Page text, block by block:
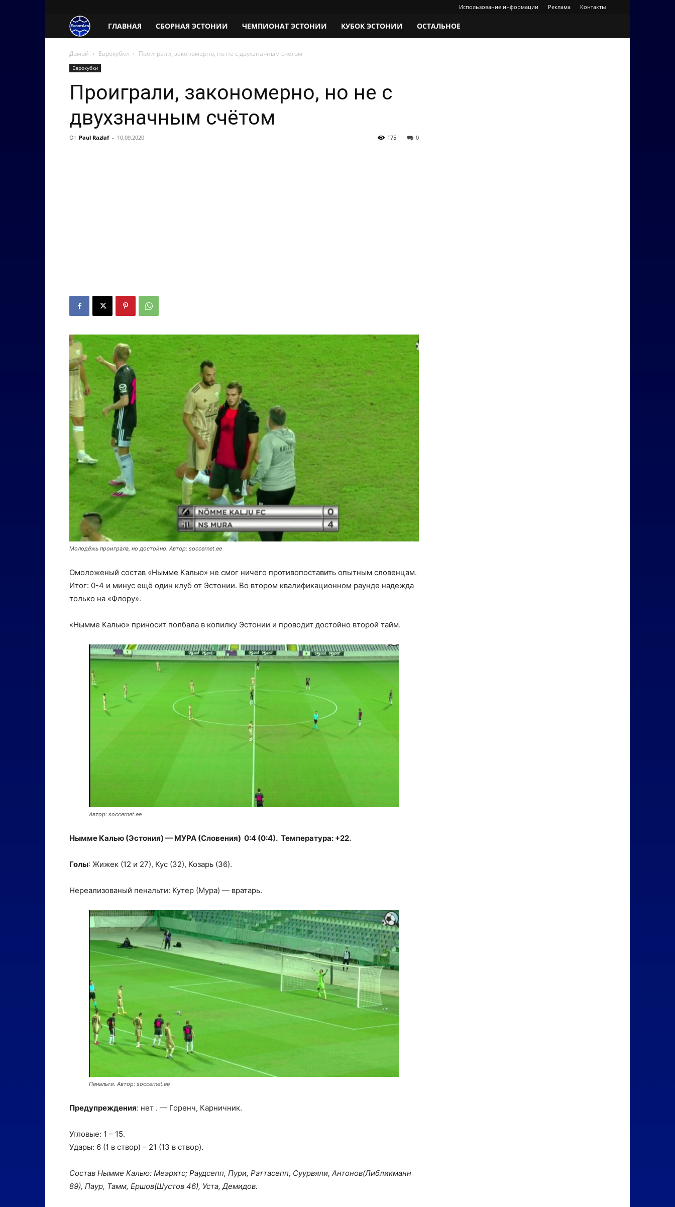
Использование информации Реклама Контакты
SportAeg.EE
ГЛАВНАЯ СБОРНАЯ ЭСТОНИИ ЧЕМПИОНАТ ЭСТОНИИ КУБОК ЭСТОНИИ ОСТАЛЬНОЕ
Домой Еврокубки Проиграли, закономерно, но не с двухзначным счётом
Еврокубки
Проиграли, закономерно, но не с
двухзначным счётом
От Paul Razlaf - 10.09.2020 0
175
Молодёжь проиграла, но достойно. Автор: soccernet.ee
Омоложеный состав «Нымме Калью» не смог ничего противопоставить опытным словенцам.
Итог: 0-4 и минус ещё один клуб от Эстонии. Во втором квалификационном раунде надежда
только на «Флору».
«Нымме Калью» приносит полбала в копилку Эстонии и проводит достойно второй тайм.
Автор: soccernet.ee
Нымме Калью (Эстония) — МУРА (Словения) 0:4 (0:4). Температура: +22.
Голы: Жижек (12 и 27), Кус (32), Козарь (36).
Нереализованый пенальти: Кутер (Мура) — вратарь.
Пенальти. Автор: soccernet.ee
Предупреждения: нет . — Горенч, Карничник.
Угловые: 1 – 15.
Удары: 6 (1 в створ) – 21 (13 в створ).
Состав Нымме Калью: Меэритс; Раудсепп, Пури, Раттасепп, Суурвяли, Антонов(Либликманн
89), Паур, Тамм, Ершов(Шустов 46), Уста, Демидов.